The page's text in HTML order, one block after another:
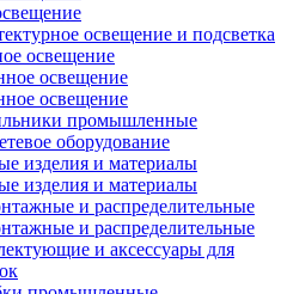
освещение и подсветка
освещение
освещение
освещение
промышленные
оборудование
изделия и материалы
изделия и материалы
и распределительные
и распределительные
и аксессуары для